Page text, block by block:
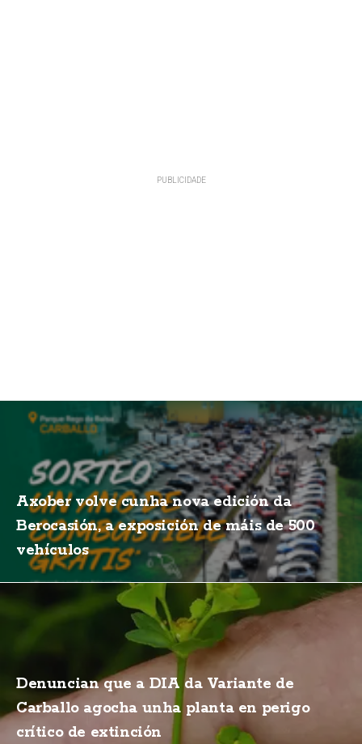
Axober volve cunha nova edición da
Berocasión, a exposición de máis de 500
vehículos
Denuncian que a DIA da Variante de
Carballo agocha unha planta en perigo
crítico de extinción